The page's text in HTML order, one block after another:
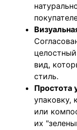
вид,
стиль.
Простота
упаковку,
или
их